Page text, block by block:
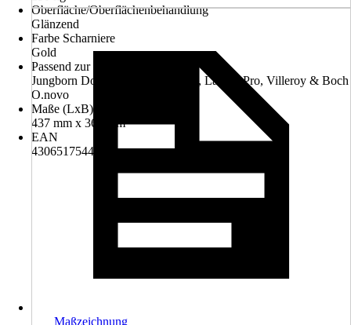
Oberfläche/Oberflächenbehandlung
Glänzend
Farbe Scharniere
Gold
Passend zur Serie
Jungborn Donella, Jungborn Two, Laufen Pro, Villeroy & Boch
O.novo
Maße (LxB)
437 mm x 368 mm
EAN
4306517544164
Maßzeichnung